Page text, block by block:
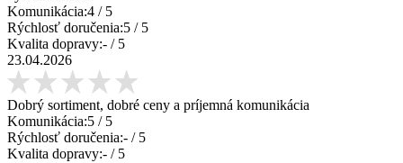
Komunikácia:4 / 5
Rýchlosť doručenia:5 / 5
Kvalita dopravy:- / 5
23.04.2026
Dobrý sortiment, dobré ceny a príjemná komunikácia
Komunikácia:5 / 5
Rýchlosť doručenia:- / 5
Kvalita dopravy:- / 5